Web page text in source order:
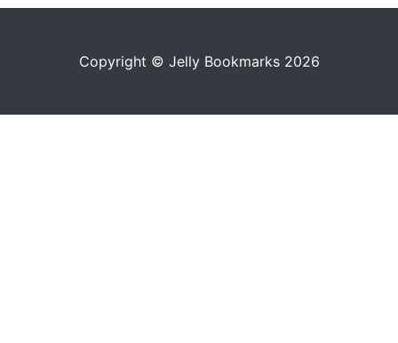
Copyright © Jelly Bookmarks 2026